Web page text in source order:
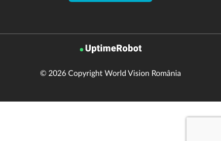
© 2026 Copyright World Vision România